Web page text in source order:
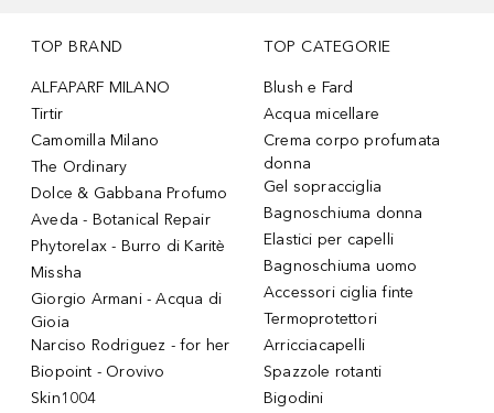
TOP BRAND
ALFAPARF MILANO
Tirtir
Camomilla Milano
The Ordinary
Dolce & Gabbana Profumo
Aveda - Botanical Repair
Phytorelax - Burro di Karitè
Missha
Giorgio Armani - Acqua di
Gioia
Narciso Rodriguez - for her
Biopoint - Orovivo
Skin1004
TOP CATEGORIE
Blush e Fard
Acqua micellare
Crema corpo profumata
donna
Gel sopracciglia
Bagnoschiuma donna
Elastici per capelli
Bagnoschiuma uomo
Accessori ciglia finte
Termoprotettori
Arricciacapelli
Spazzole rotanti
Bigodini